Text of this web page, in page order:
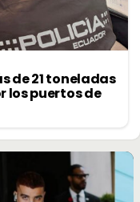
de 21 toneladas
los puertos de